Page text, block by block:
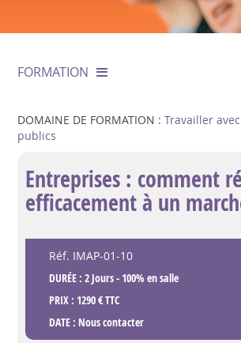
FORMATION
DOMAINE DE FORMATION :Travailler
publics
Entreprises : comment
efficacement à un
Réf. IMAP-01-10
DURÉE : 2 Jours - 100% en salle
PRIX : 1290 € TTC
DATE : Nous contacter